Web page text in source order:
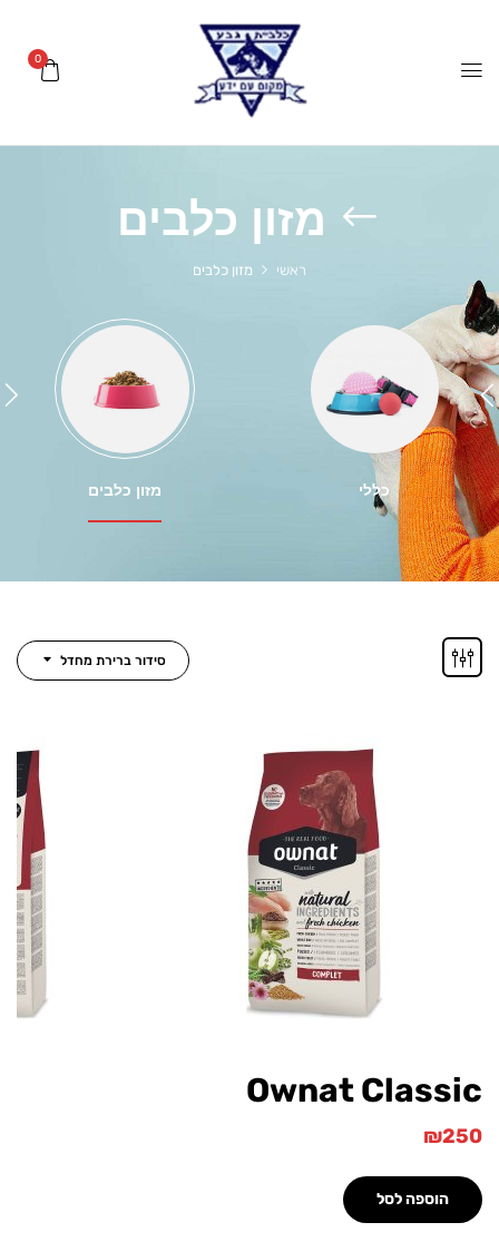
מזון כלבים
מזון כלבים
כללי מזון כלבים
סידור ברירת מחדל
Ownat
₪
הוספה לסל